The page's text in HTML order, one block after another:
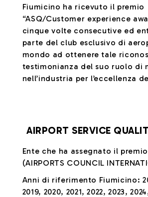
Fiumicino ha ricevuto il premio
“ASQ/Customer experience
cinque volte consecutive ed
parte del club esclusivo di
mondo ad ottenere tale
testimonianza del suo ruolo di
nell’industria per l’eccellenza
AIRPORT SERVICE
Ente che ha assegnato il
(AIRPORTS COUNCIL
Anni di riferimento Fiumicino:
2019, 2020, 2021, 2022, 2023,